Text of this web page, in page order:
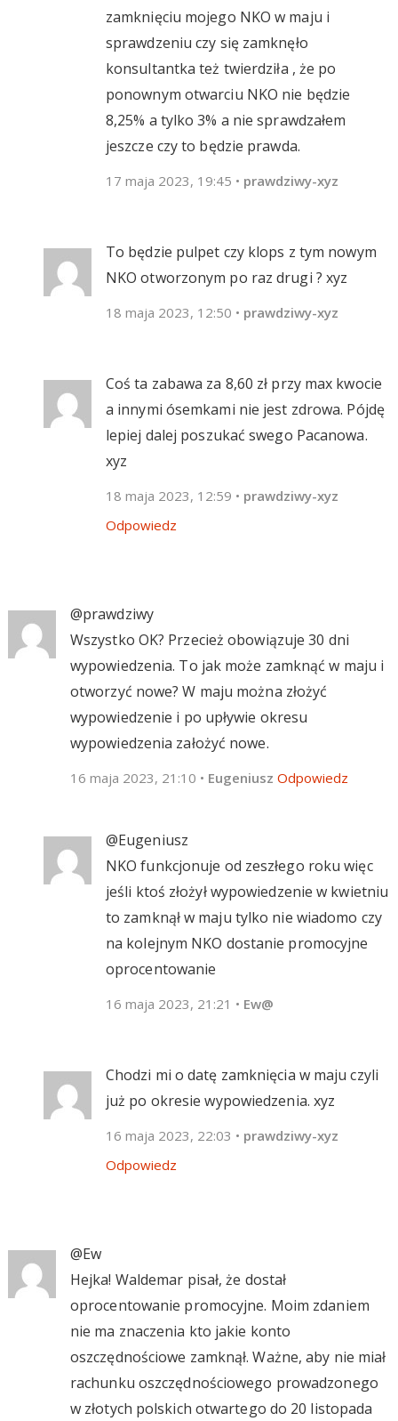
zamknięciu mojego NKO w maju i
sprawdzeniu czy się zamknęło
konsultantka też twierdziła , że po
ponownym otwarciu NKO nie będzie
8,25% a tylko 3% a nie sprawdzałem
jeszcze czy to będzie prawda.
17 maja 2023, 19:45 • prawdziwy-xyz
To będzie pulpet czy klops z tym nowym
NKO otworzonym po raz drugi ? xyz
18 maja 2023, 12:50 • prawdziwy-xyz
Coś ta zabawa za 8,60 zł przy max kwocie
a innymi ósemkami nie jest zdrowa. Pójdę
lepiej dalej poszukać swego Pacanowa.
xyz
18 maja 2023, 12:59 • prawdziwy-xyz
Odpowiedz
@prawdziwy
Wszystko OK? Przecież obowiązuje 30 dni
wypowiedzenia. To jak może zamknąć w maju i
otworzyć nowe? W maju można złożyć
wypowiedzenie i po upływie okresu
wypowiedzenia założyć nowe.
16 maja 2023, 21:10 • Eugeniusz Odpowiedz
@Eugeniusz
NKO funkcjonuje od zeszłego roku więc
jeśli ktoś złożył wypowiedzenie w kwietniu
to zamknął w maju tylko nie wiadomo czy
na kolejnym NKO dostanie promocyjne
oprocentowanie
16 maja 2023, 21:21 • Ew@
Chodzi mi o datę zamknięcia w maju czyli
już po okresie wypowiedzenia. xyz
16 maja 2023, 22:03 • prawdziwy-xyz
Odpowiedz
@Ew
Hejka! Waldemar pisał, że dostał
oprocentowanie promocyjne. Moim zdaniem
nie ma znaczenia kto jakie konto
oszczędnościowe zamknął. Ważne, aby nie miał
rachunku oszczędnościowego prowadzonego
w złotych polskich otwartego do 20 listopada